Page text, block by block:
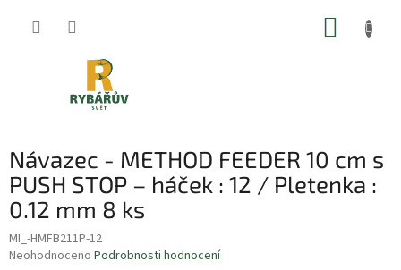
Návazec - METHOD FEEDER 10 cm s
PUSH STOP – háček : 12 / Pletenka :
0.12 mm 8 ks
MI_-HMFB211P-12
Průměrné
Neohodnoceno Podrobnosti hodnocení